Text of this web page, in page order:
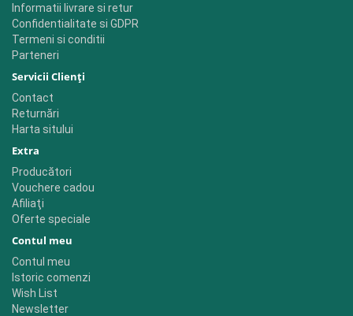
Informatii livrare si retur
Confidentialitate si GDPR
Termeni si conditii
Parteneri
Servicii Clienţi
Contact
Returnări
Harta sitului
Extra
Producători
Vouchere cadou
Afiliaţi
Oferte speciale
Contul meu
Contul meu
Istoric comenzi
Wish List
Newsletter